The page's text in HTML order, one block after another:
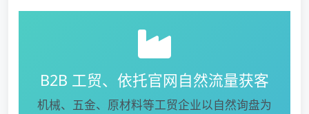
B2B 工贸、依托官网自然流量获客
机械、五金、原材料等工贸企业以自然询盘为